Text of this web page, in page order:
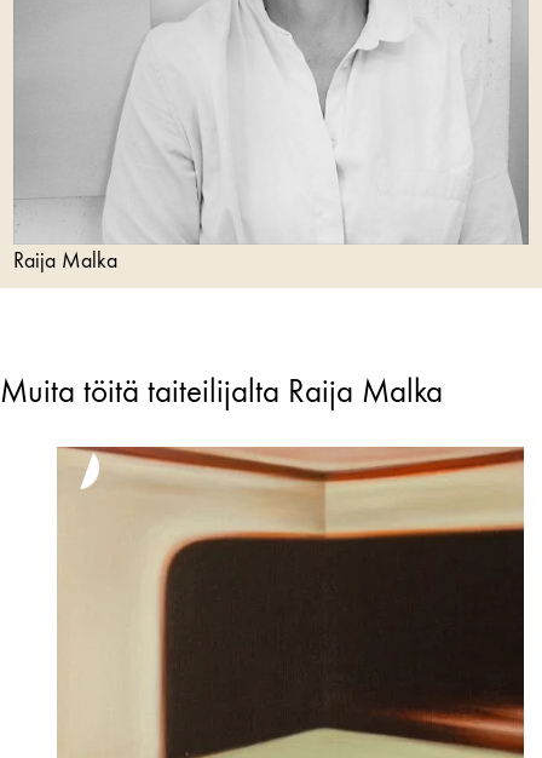
Raija Malka
Muita töitä taiteilijalta Raija Malka